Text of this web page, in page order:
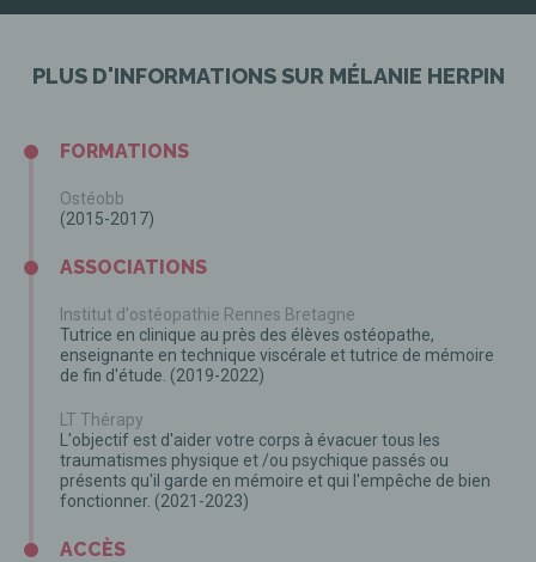
PLUS D'INFORMATIONS SUR MÉLANIE HERPIN
FORMATIONS
Ostéobb
(2015-2017)
ASSOCIATIONS
Institut d'ostéopathie Rennes Bretagne
Tutrice en clinique au près des élèves ostéopathe,
enseignante en technique viscérale et tutrice de mémoire
de fin d'étude. (2019-2022)
LT Thérapy
L'objectif est d'aider votre corps à évacuer tous les
traumatismes physique et /ou psychique passés ou
présents qu'il garde en mémoire et qui l'empêche de bien
fonctionner. (2021-2023)
ACCÈS